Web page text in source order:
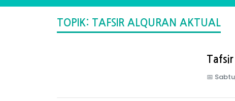
TOPIK: TAFSIR ALQURAN AKTUAL
📅